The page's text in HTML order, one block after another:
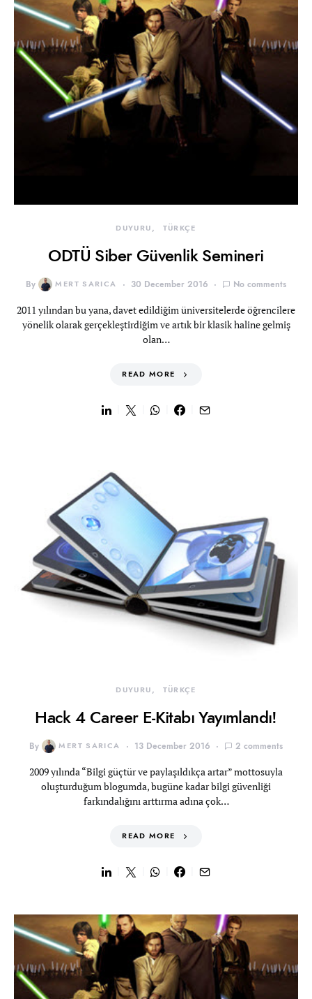
DUYURU TÜRKÇE
ODTÜ Siber Güvenlik Semineri
By MERT SARICA 30 December 2016 No comments
2011 yılından bu yana, davet edildiğim üniversitelerde öğrencilere
yönelik olarak gerçekleştirdiğim ve artık bir klasik haline gelmiş
olan…
READ MORE
DUYURU TÜRKÇE
Hack 4 Career E-Kitabı Yayımlandı!
By MERT SARICA 13 December 2016 2 comments
2009 yılında “Bilgi güçtür ve paylaşıldıkça artar” mottosuyla
oluşturduğum blogumda, bugüne kadar bilgi güvenliği
farkındalığını arttırma adına çok…
READ MORE